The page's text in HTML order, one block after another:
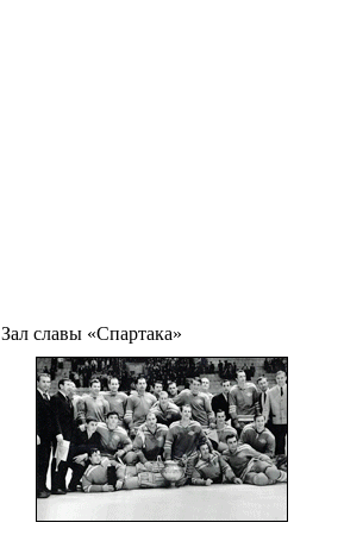
Зал славы «Спартака»